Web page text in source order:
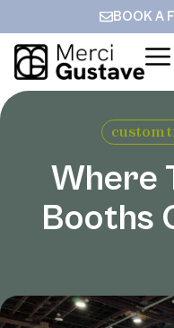
BOOK A
custom
Where
Booths